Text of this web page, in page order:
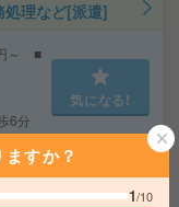
処理など[派遣]
～ ■
6分
気になる!
ニタリング業務
すか？
1/10